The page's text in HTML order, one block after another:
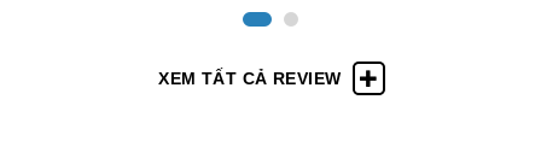
XEM TẤT CẢ REVIEW